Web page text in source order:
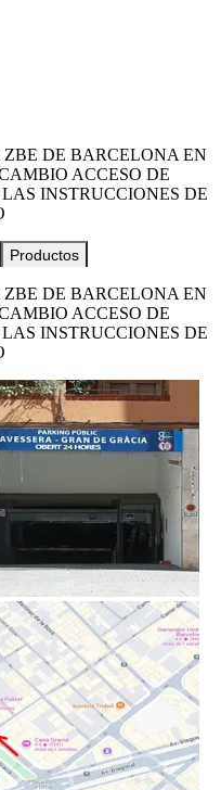
DE BARCELONA EN
ACCESO DE
INSTRUCCIONES DE
Productos
DE BARCELONA EN
ACCESO DE
INSTRUCCIONES DE